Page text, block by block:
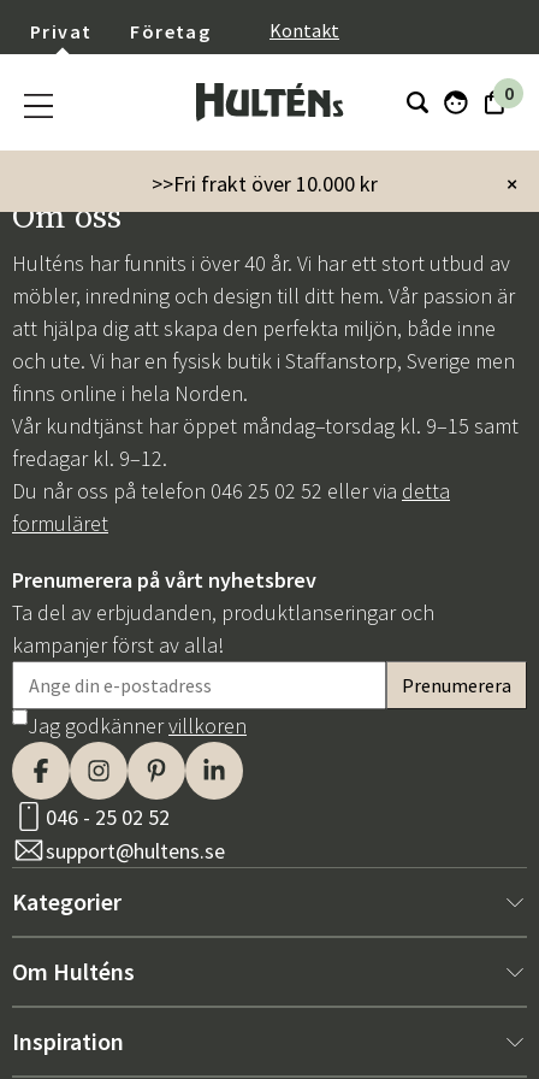
Sverige
Norge
Privat Företag Kontakt
0
×
>>Fri frakt över 10.000 kr
Om oss
Hulténs har funnits i över 40 år. Vi har ett stort utbud av
möbler, inredning och design till ditt hem. Vår passion är
att hjälpa dig att skapa den perfekta miljön, både inne
och ute. Vi har en fysisk butik i Staffanstorp, Sverige men
finns online i hela Norden.
Vår kundtjänst har öppet måndag–torsdag kl. 9–15 samt
fredagar kl. 9–12.
Du når oss på telefon 046 25 02 52 eller via detta
formuläret
Prenumerera på vårt nyhetsbrev
Ta del av erbjudanden, produktlanseringar och
kampanjer först av alla!
Jag godkännervillkoren
046 - 25 02 52
support@hultens.se
Kategorier
Nytt hos oss
Om Hulténs
Om Hulténs
Inspiration